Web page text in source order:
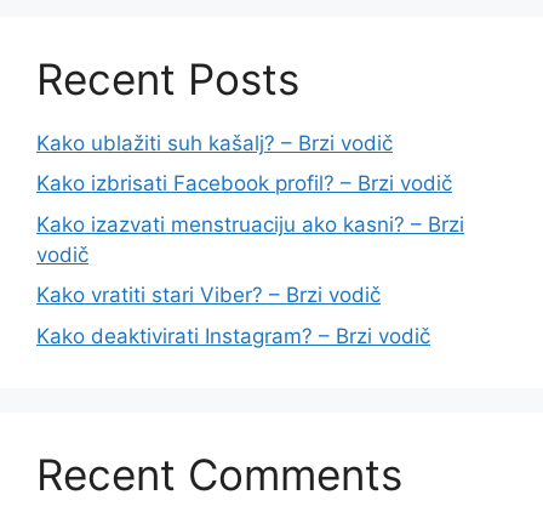
Recent Posts
Kako ublažiti suh kašalj? – Brzi vodič
Kako izbrisati Facebook profil? – Brzi vodič
Kako izazvati menstruaciju ako kasni? – Brzi
vodič
Kako vratiti stari Viber? – Brzi vodič
Kako deaktivirati Instagram? – Brzi vodič
Recent Comments